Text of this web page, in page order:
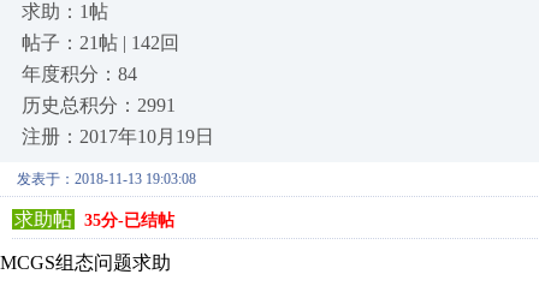
求助：1帖
帖子：21帖 | 142回
年度积分：84
历史总积分：2991
注册：2017年10月19日
发表于：2018-11-13 19:03:08
求助帖 35分-已结帖
MCGS组态问题求助